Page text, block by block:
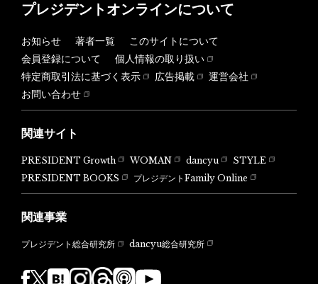
プレジデントオンラインについて
お知らせ 著者一覧
このサイトについて
会員登録について
個人情報の取り扱い
特定商取引法に基づく表示
広告掲載
運営会社
お問い合わせ
関連サイト
PRESIDENT Growth WOMAN dancyu
STYLE
PRESIDENT BOOKS
プレジデントFamily Online
関連事業
プレジデント総合研究所 dancyu総合研究所